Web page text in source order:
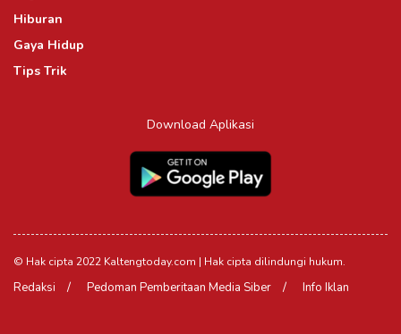
Hiburan
Gaya Hidup
Tips Trik
Download Aplikasi
© Hak cipta 2022 Kaltengtoday.com | Hak cipta dilindungi hukum.
Redaksi Pedoman Pemberitaan Media Siber Info Iklan